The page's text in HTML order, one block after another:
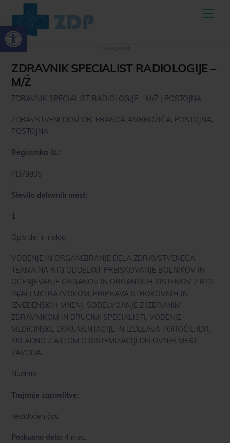
Open toolbar
osrednje
vsebine
15/03/2024
ZDRAVNIK SPECIALIST RADIOLOGIJE –
M/Ž
ZDRAVNIK SPECIALIST RADIOLOGIJE – M/Ž | POSTOJNA
ZDRAVSTVENI DOM DR. FRANCA AMBROŽIČA, POSTOJNA,
POSTOJNA
Registrska št.:
PD79805
Število delovnih mest:
1
Opis del in nalog
VODENJE IN ORGANIZIRANJE DELA ZDRAVSTVENEGA
TEAMA NA RTG ODDELKU, PREISKOVANJE BOLNIKOV IN
OCENJEVANJE ORGANOV IN ORGANSKIH SISTEMOV Z RTG
IN/ALI UKTRAZVOKOM, PRIPRAVA STROKOVNIH IN
IZVEDENSKIH MNENJ, SODELVOANJE Z IZBRANIM
ZDRAVNIKOM IN DRUGIMI SPECIALISTI, VODENJE
MEDICINSKE DOKUMENTACIJE IN IZDELAVA POROČIL IDR.
SKLADNO Z AKTOM O SISTEMIZACIJI DELOVNIH MEST
ZAVODA.
Nudimo
Trajanje zaposlitve:
nedoločen čas
Poskusno delo: 4 mes.